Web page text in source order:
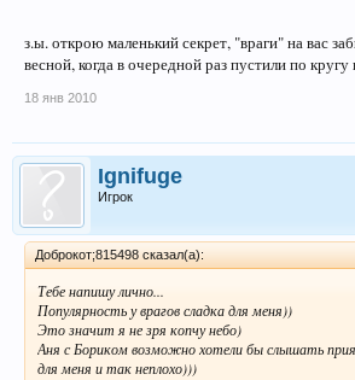
з.ы. открою маленький секрет, "враги" на вас
весной, когда в очередной раз пустили по
18 янв 2010
Ignifuge
Игрок
Доброкот;815498 сказал(а):
Тебе напишу лично...
Популярность у врагов сладка для меня))
Это значит я не зря копчу небо)
Аня с Бориком возможно хотели бы слышать
для меня и так неплохо)))